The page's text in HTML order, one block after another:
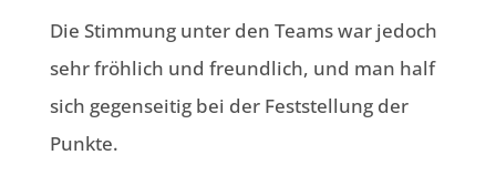
Die Stimmung unter den Teams war jedoch
sehr fröhlich und freundlich, und man half
sich gegenseitig bei der Feststellung der
Punkte.